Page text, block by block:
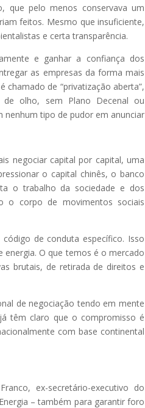
que pelo menos conservava um
feitos. Mesmo que insuficiente,
e certa transparência.
e ganhar a confiança dos
as empresas da forma mais
chamado de “privatização aberta”,
de olho, sem Plano Decenal ou
tipo de pudor em anunciar
negociar capital por capital, uma
o capital chinês, o banco
o trabalho da sociedade e dos
o corpo de movimentos sociais
de conduta específico. Isso
energia. O que temos é o mercado
brutais, de retirada de direitos e
de negociação tendo em mente
têm claro que o compromisso é
com base continental
ex-secretário-executivo do
– também para garantir foro